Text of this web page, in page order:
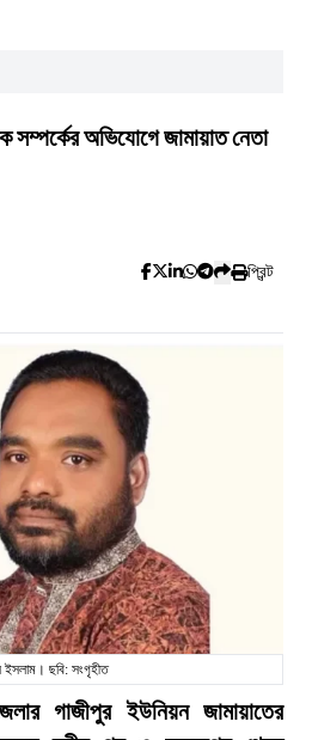
সম্পর্কের অভিযোগে জামায়াত নেতা
প্রিন্ট
ছবি: সংগৃহীত
গাজীপুর ইউনিয়ন জামায়াতের